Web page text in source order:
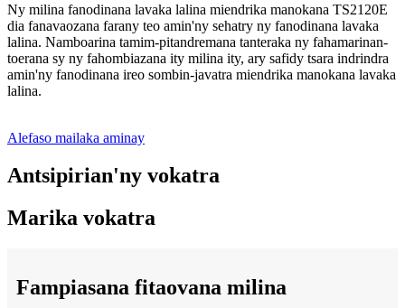
Ny milina fanodinana lavaka lalina miendrika manokana TS2120E
dia fanavaozana farany teo amin'ny sehatry ny fanodinana lavaka
lalina. Namboarina tamim-pitandremana tanteraka ny fahamarinan-
toerana sy ny fahombiazana ity milina ity, ary safidy tsara indrindra
amin'ny fanodinana ireo sombin-javatra miendrika manokana lavaka
lalina.
Alefaso mailaka aminay
Antsipirian'ny vokatra
Marika vokatra
Fampiasana fitaovana milina